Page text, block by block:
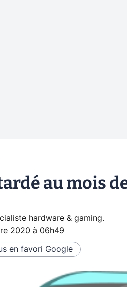
au mois
hardware & gaming.
2020 à 06h49
en favori Google